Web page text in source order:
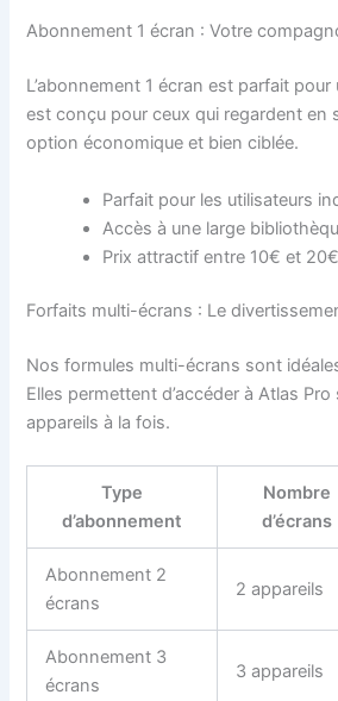
Abonnement 1 écran : Votre
L’abonnement 1 écran est parfait pour
est conçu pour ceux qui regardent en
option économique et bien ciblée.
Parfait pour les utilisateurs
Accès à une large
Prix attractif entre 10€ et
Forfaits multi-écrans : Le
Nos formules multi-écrans sont
Elles permettent d’accéder à Atlas Pro
appareils à la fois.
Type
d’abonnement
Nombre
d’écrans
Abonnement 2
écrans
2 appareils
Abonnement 3
écrans
3 appareils